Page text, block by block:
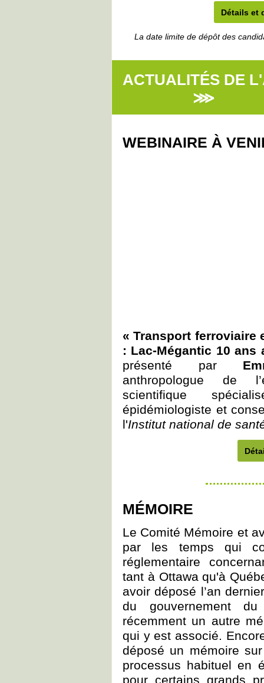
Détails et
La date limite de dépôt des
⋙
WEBINAIRE À
« Transport ferroviaire
: Lac-Mégantic 10 ans
présenté par
anthropologue de
scientifique
épidémiologiste et
l'Institut national de
MÉMOIRE
Le Comité Mémoire et
par les temps qui
réglementaire
tant à Ottawa qu'à
avoir déposé l’an
du gouvernement
récemment un autre
qui y est associé.
déposé un mémoire
processus habituel en
pour certains grands